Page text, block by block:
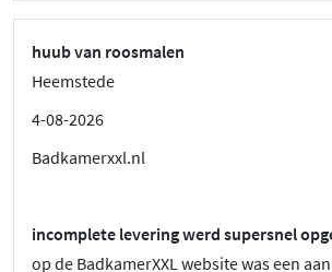
huub van roosmalen
Heemstede
4-08-2026
Badkamerxxl.nl
incomplete levering werd supersnel
op de BadkamerXXL website was een